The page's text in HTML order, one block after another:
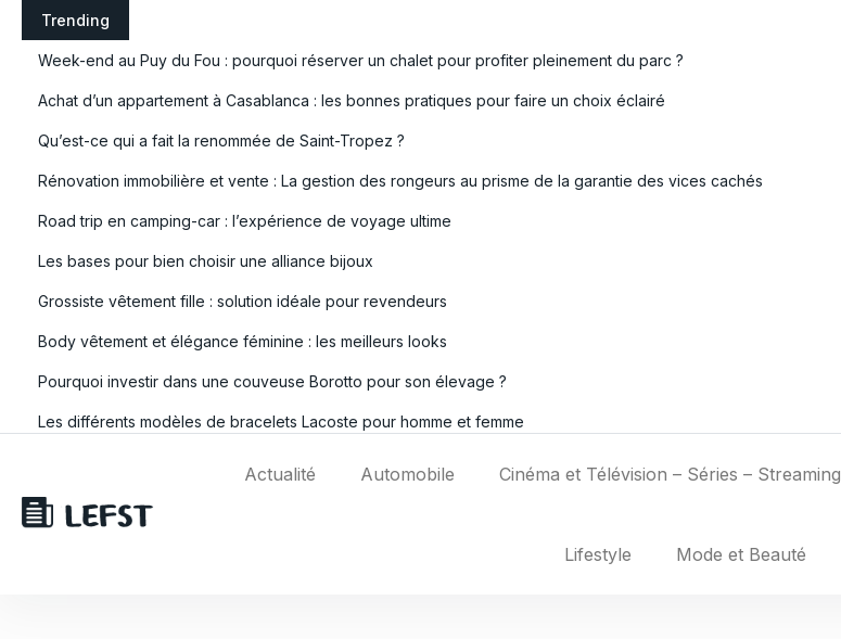
Trending
Week-end au Puy du Fou : pourquoi réserver un chalet pour profiter pleinement du parc ?
Achat d’un appartement à Casablanca : les bonnes pratiques pour faire un choix éclairé
Qu’est-ce qui a fait la renommée de Saint-Tropez ?
Rénovation immobilière et vente : La gestion des rongeurs au prisme de la garantie des vices cachés
Road trip en camping-car : l’expérience de voyage ultime
Les bases pour bien choisir une alliance bijoux
Grossiste vêtement fille : solution idéale pour revendeurs
Body vêtement et élégance féminine : les meilleurs looks
Pourquoi investir dans une couveuse Borotto pour son élevage ?
Les différents modèles de bracelets Lacoste pour homme et femme
Actualité Automobile Cinéma et Télévision – Séries – Streaming
Lifestyle Mode et Beauté